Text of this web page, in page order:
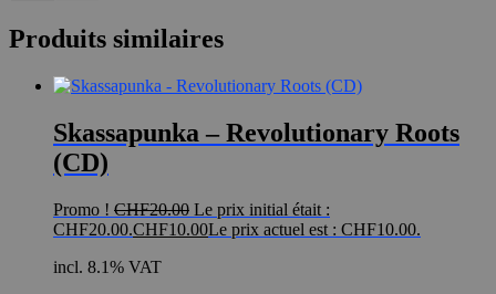
Produits similaires
Skassapunka – Revolutionary Roots
(CD)
Promo ! CHF20.00 Le prix initial était :
CHF20.00.CHF10.00Le prix actuel est : CHF10.00.
incl. 8.1% VAT